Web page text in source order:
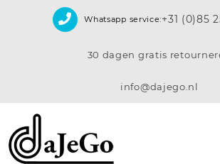
Whatsapp service:+31 (0)85
30 dagen gratis
info@dajego.nl